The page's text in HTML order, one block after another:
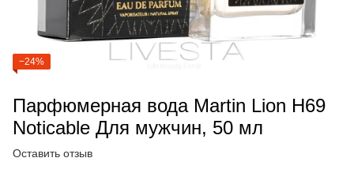
−24%
Парфюмерная вода Martin Lion H69
Noticable Для мужчин, 50 мл
Оставить отзыв